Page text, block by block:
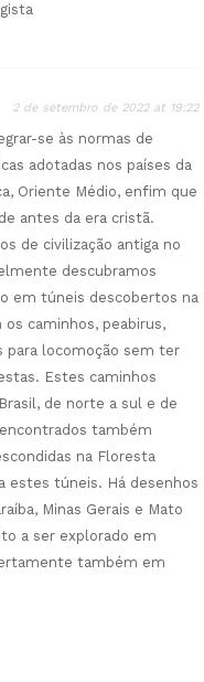
2 de setembro de 2022 at 19:22
se às normas de
adotadas nos países da
Oriente Médio, enfim que
antes da era cristã.
de civilização antiga no
descubramos
em túneis descobertos na
os caminhos, peabirus,
para locomoção sem ter
Estes caminhos
de norte a sul e de
também
na Floresta
estes túneis. Há desenhos
Minas Gerais e Mato
a ser explorado em
também em